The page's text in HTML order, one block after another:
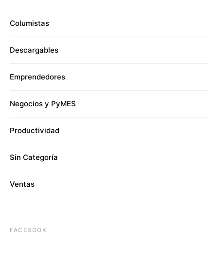
Columistas
Descargables
Emprendedores
Negocios y PyMES
Productividad
Sin Categoría
Ventas
FACEBOOK